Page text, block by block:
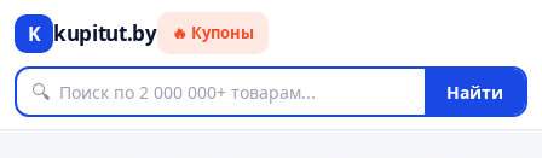
K kupitut.by 🔥 Купоны
🔍 Найти